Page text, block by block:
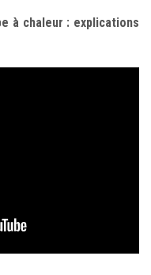
à chaleur : explications